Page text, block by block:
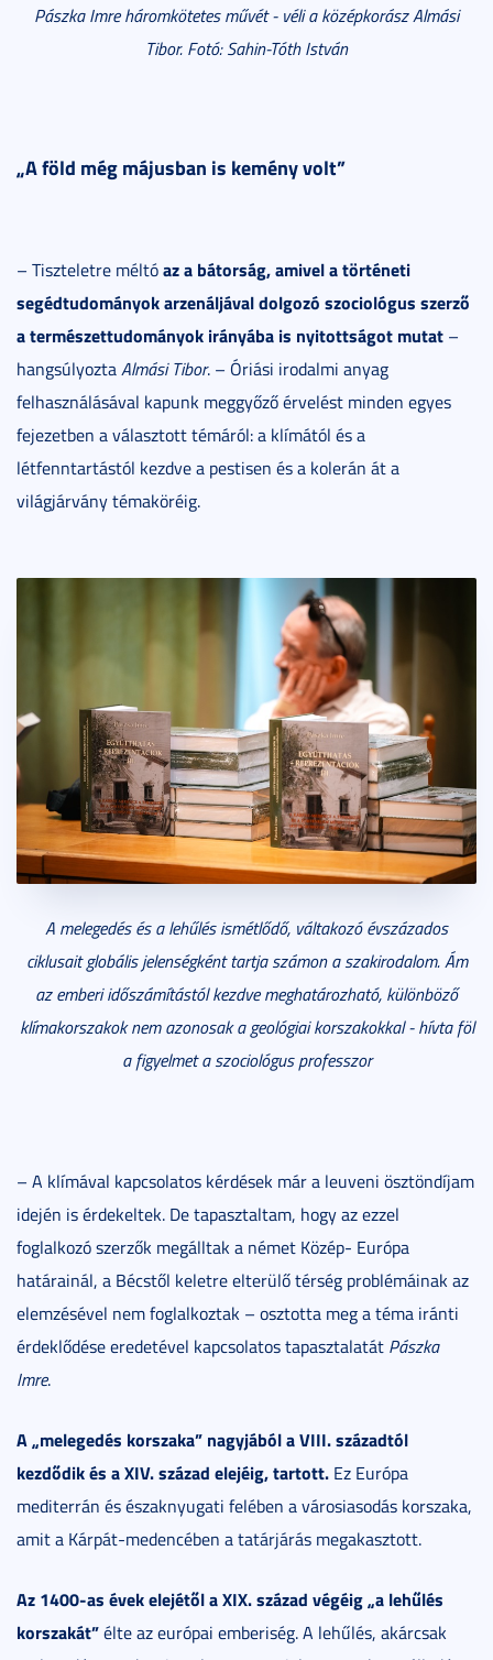
Pászka Imre háromkötetes művét - véli a középkorász Almási
Tibor. Fotó: Sahin-Tóth István
„A föld még májusban is kemény volt”
– Tiszteletre méltóaz a bátorság, amivel a történeti
segédtudományok arzenáljával dolgozó szociológus szerző
a természettudományok irányába is nyitottságot mutat –
hangsúlyoztaAlmási Tibor. – Óriási irodalmi anyag
felhasználásával kapunk meggyőző érvelést minden egyes
fejezetben a választott témáról: a klímától és a
létfenntartástól kezdve a pestisen és a kolerán át a
világjárvány témaköréig.
A melegedés és a lehűlés ismétlődő, váltakozó évszázados
ciklusait globális jelenségként tartja számon a szakirodalom. Ám
az emberi időszámítástól kezdve meghatározható, különböző
klímakorszakok nem azonosak a geológiai korszakokkal - hívta föl
a figyelmet a szociológus professzor
– A klímával kapcsolatos kérdések már a leuveni ösztöndíjam
idején is érdekeltek. De tapasztaltam, hogy az ezzel
foglalkozó szerzők megálltak a német Közép- Európa
határainál, a Bécstől keletre elterülő térség problémáinak az
elemzésével nem foglalkoztak – osztotta meg a téma iránti
érdeklődése eredetével kapcsolatos tapasztalatát Pászka
Imre.
A „melegedés korszaka” nagyjából a VIII. századtól
kezdődik és a XIV. század elejéig, tartott. Ez Európa
mediterrán és északnyugati felében a városiasodás korszaka,
amit a Kárpát-medencében a tatárjárás megakasztott.
Az 1400-as évek elejétől a XIX. század végéig „a lehűlés
korszakát”élte az európai emberiség. A lehűlés, akárcsak